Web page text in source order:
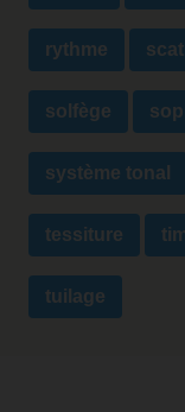
rythme scat
solfège
système tonal
tessiture
tuilage